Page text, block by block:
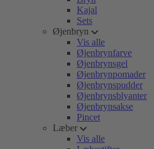
Kajal
Sets
Øjenbryn
Vis alle
Øjenbrynfarve
Øjenbrynsgel
Øjenbrynpomader
Øjenbrynspudder
Øjenbrynsblyanter
Øjenbrynsakse
Pincet
Læber
Vis alle